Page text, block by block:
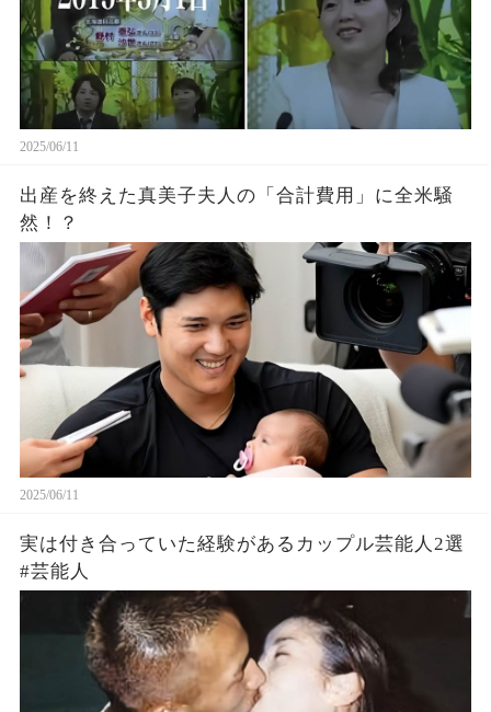
2025/06/11
出産を終えた真美子夫人の「合計費用」に全米騒
然！？
2025/06/11
実は付き合っていた経験があるカップル芸能人2選
#芸能人